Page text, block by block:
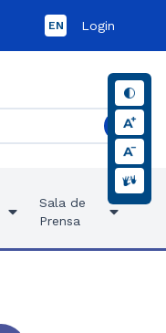
EN Login
Sala de
Prensa